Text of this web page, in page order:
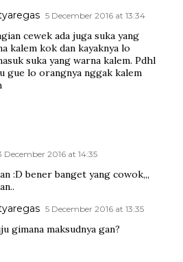
5 December 2016 at 13:34
cewek ada juga suka yang
kalem kok dan kayaknya lo
suka yang warna kalem. Pdhl
gue lo orangnya nggak kalem
December 2016 at 14:35
:D bener banget yang cowok,,,
5 December 2016 at 13:35
gimana maksudnya gan?